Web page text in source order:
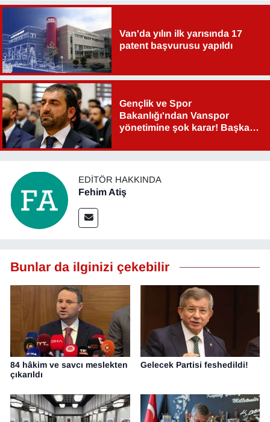
Van'da yılın ilk yarısında 17
patent başvurusu yapıldı
Gençlik ve Spor
Bakanlığı'ndan Vanspor
yönetimine şok karar! Başkan
EDITÖR HAKKINDA
Fehim Atiş
Bunlar da ilginizi çekebilir
84 hâkim ve savcı meslekten
çıkarıldı
Gelecek Partisi feshedildi!